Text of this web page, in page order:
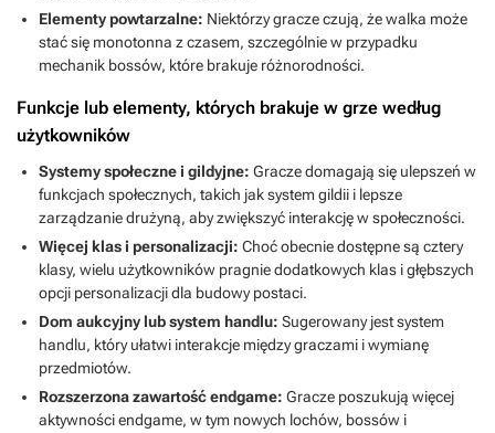
Elementy powtarzalne: Niektórzy gracze czują, że walka może
stać się monotonna z czasem, szczególnie w przypadku
mechanik bossów, które brakuje różnorodności.
Funkcje lub elementy, których brakuje w grze według
użytkowników
Systemy społeczne i gildyjne: Gracze domagają się ulepszeń w
funkcjach społecznych, takich jak system gildii i lepsze
zarządzanie drużyną, aby zwiększyć interakcję w społeczności.
Więcej klas i personalizacji: Choć obecnie dostępne są cztery
klasy, wielu użytkowników pragnie dodatkowych klas i głębszych
opcji personalizacji dla budowy postaci.
Dom aukcyjny lub system handlu: Sugerowany jest system
handlu, który ułatwi interakcje między graczami i wymianę
przedmiotów.
Rozszerzona zawartość endgame: Gracze poszukują więcej
aktywności endgame, w tym nowych lochów, bossów i